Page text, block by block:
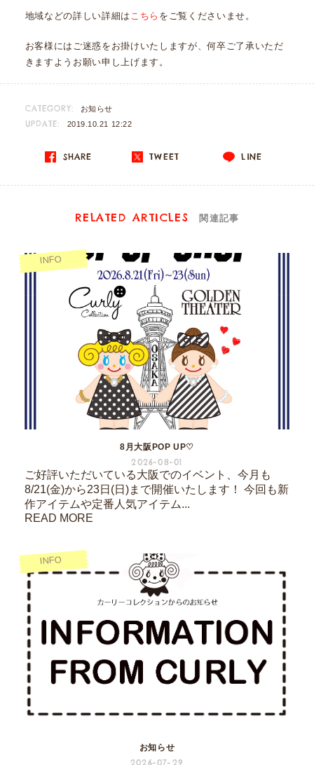
地域などの詳しい詳細は こちら をご覧くださいませ。
お客様にはご迷惑をお掛けいたしますが、何卒ご了承いただ
きますようお願い申し上げます。
CATEGORY: お知らせ
UPDATE: 2019.10.21 12:22
SHARE TWEET LINE
RELATED ARTICLES 関連記事
INFO
8月大阪POP UP♡
2026-08-01
ご好評いただいている大阪でのイベント、今月も
8/21(金)から23日(日)まで開催いたします！ 今回も新
作アイテムや定番人気アイテム...
READ MORE
INFO
お知らせ
2026-07-29